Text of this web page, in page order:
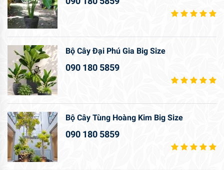
Bộ Cây Đại Phú Gia Big Size
090 180 5859
Bộ Cây Tùng Hoàng Kim Big Size
090 180 5859